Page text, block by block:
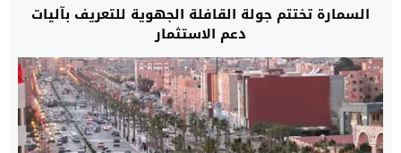
السمارة تختتم جولة القافلة الجهوية للتعريف بآليات
دعم الاستثمار